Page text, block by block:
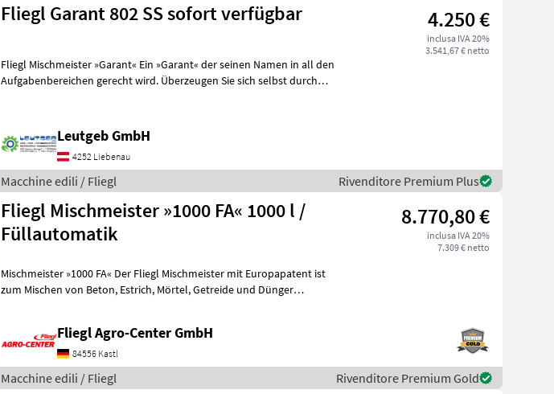
Fliegl Garant 802 SS sofort verfügbar 4.250 €
inclusa IVA 20%
3.541,67 € netto
Fliegl Mischmeister »Garant« Ein »Garant« der seinen Namen in all den
Aufgabenbereichen gerecht wird. Überzeugen Sie sich selbst durch
Leutgeb GmbH
4252 Liebenau
Macchine edili / Fliegl Rivenditore Premium Plus
Fliegl Mischmeister »1000 FA« 1000 l /
Füllautomatik
8.770,80 €
inclusa IVA 20%
7.309 € netto
Mischmeister »1000 FA« Der Fliegl Mischmeister mit Europapatent ist
zum Mischen von Beton, Estrich, Mörtel, Getreide und Dünger
Fliegl Agro-Center GmbH
84556 Kastl
Macchine edili / Fliegl Rivenditore Premium Gold